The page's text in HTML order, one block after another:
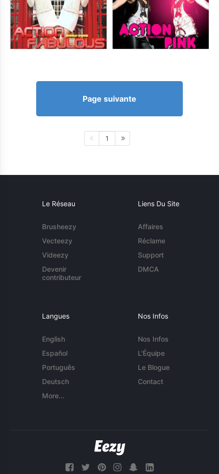
Page suivante
1
Le Réseau
Brusheezy
Vecteezy
Videezy
Devenir
contributeur
Liens Du Site
Affaires
Réclame
Support
DMCA
Langues
English
Español
Português
Deutsch
More...
Nos Infos
Nos Infos
L'Équipe
Le Blogue
Contact